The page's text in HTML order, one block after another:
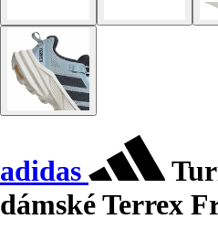
adidas
dámské Terrex